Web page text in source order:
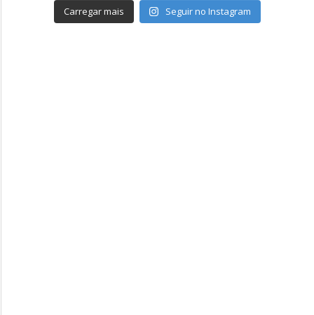
Carregar mais Seguir no Instagram